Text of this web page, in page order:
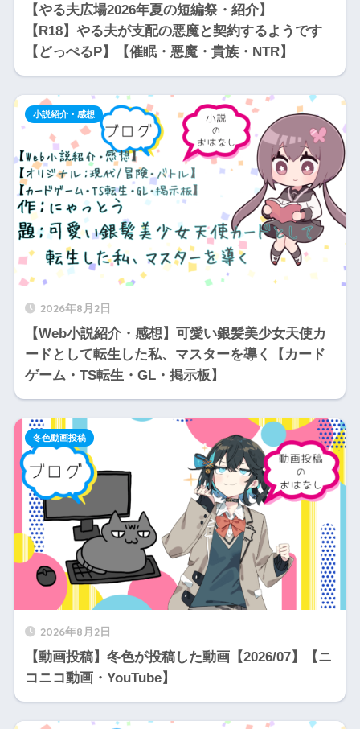
【やる夫広場2026年夏の短編祭・紹介】
【R18】やる夫が支配の悪魔と契約するようです
【どっぺるP】【催眠・悪魔・貴族・NTR】
2026年8月2日
【Web小説紹介・感想】可愛い銀髪美少女天使カ
ードとして転生した私、マスターを導く【カード
ゲーム・TS転生・GL・掲示板】
小説紹介・感想
2026年8月2日
【動画投稿】冬色が投稿した動画【2026/07】【ニ
コニコ動画・YouTube】
冬色動画投稿